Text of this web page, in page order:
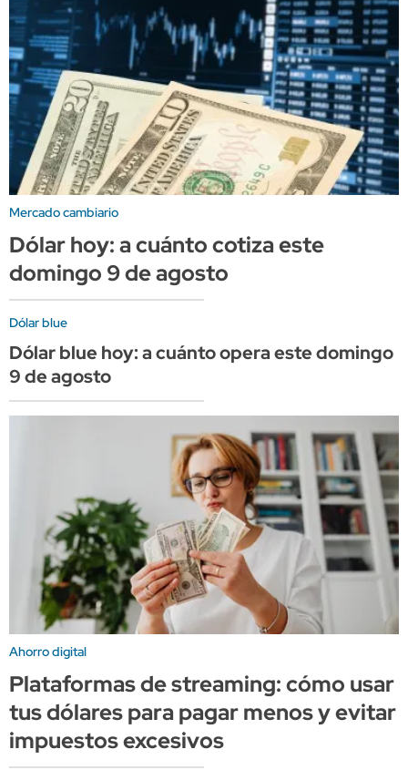
Mercado cambiario
Dólar hoy: a cuánto cotiza este
domingo 9 de agosto
Dólar blue
Dólar blue hoy: a cuánto opera este domingo
9 de agosto
Ahorro digital
Plataformas de streaming: cómo usar
tus dólares para pagar menos y evitar
impuestos excesivos